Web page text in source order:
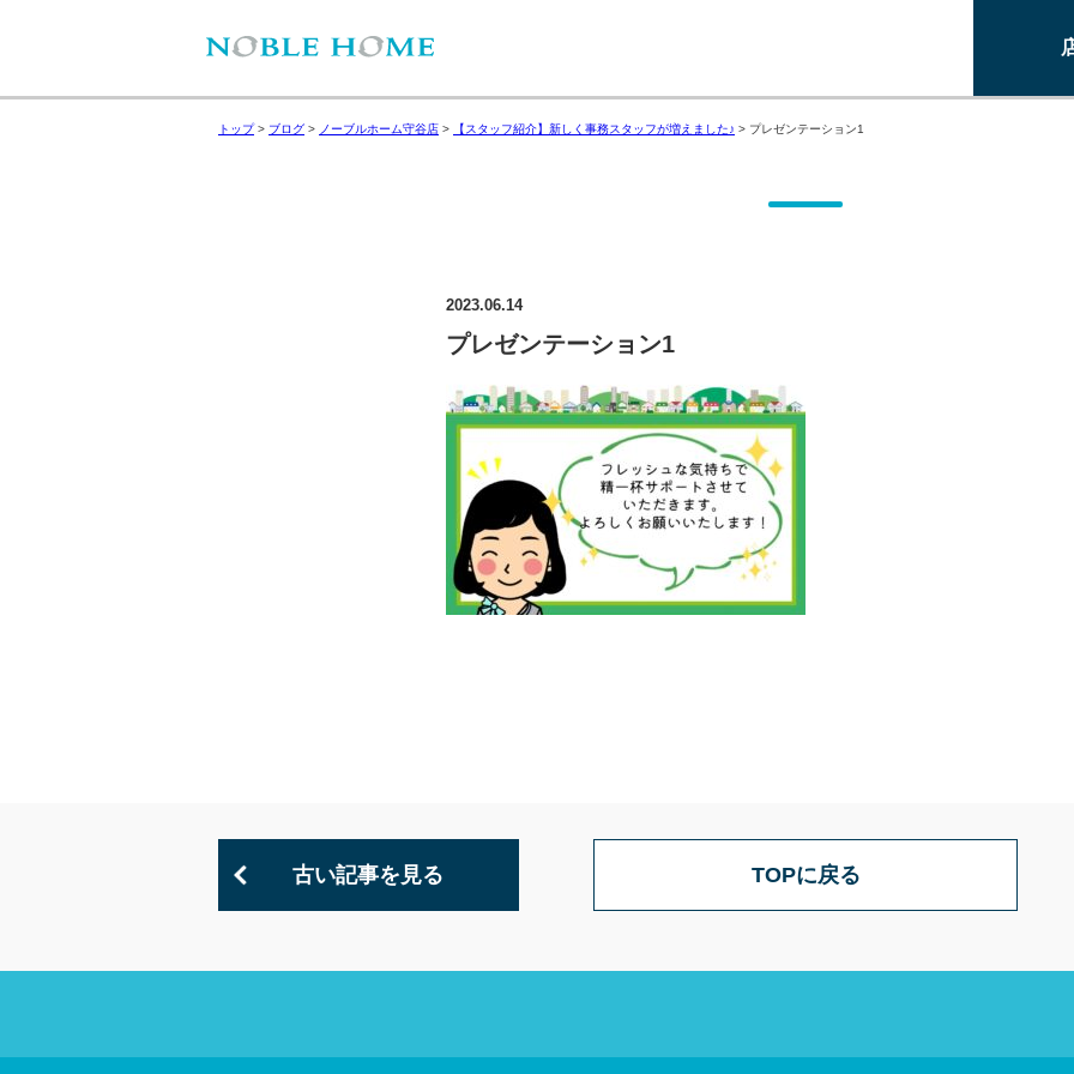
トップ> ブログ > ノーブルホーム守谷店 > 【スタッフ紹介】新しく事務スタッフが増えました♪ > プレゼンテーション1
2023.06.14
プレゼンテーション1
古い記事を見る TOPに戻る